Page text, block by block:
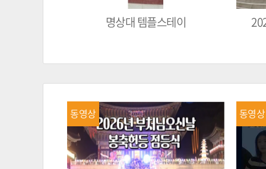
명상대 템플스테이
동영상 동영상